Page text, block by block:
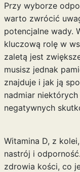
Przy wyborze
warto zwrócić
potencjalne wady.
kluczową rolę w
zaletą jest
musisz jednak
znajduje i jak ją
nadmiar
negatywnych
Witamina D, z
nastrój i
zdrowia kości, co